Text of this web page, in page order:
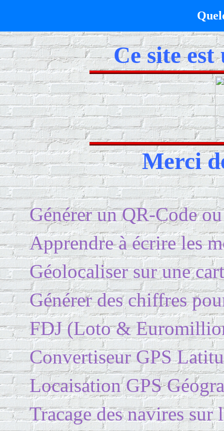
Ce site
Merci
Générer un QR-Code
Apprendre à écrire les
Géolocaliser sur une
Générer des chiffres
FDJ (Loto &
Convertiseur GPS
Locaisation GPS
Tracage des navires sur